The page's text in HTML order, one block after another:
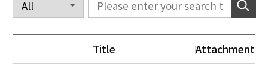
Title
Attachment